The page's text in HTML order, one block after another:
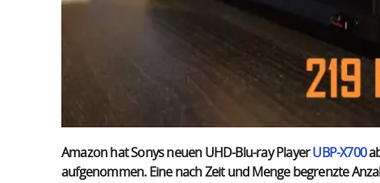
Amazon hat Sonys neuen UHD-Blu-ray PlayerUBP-X700
aufgenommen. Eine nach Zeit und Menge begrenzte